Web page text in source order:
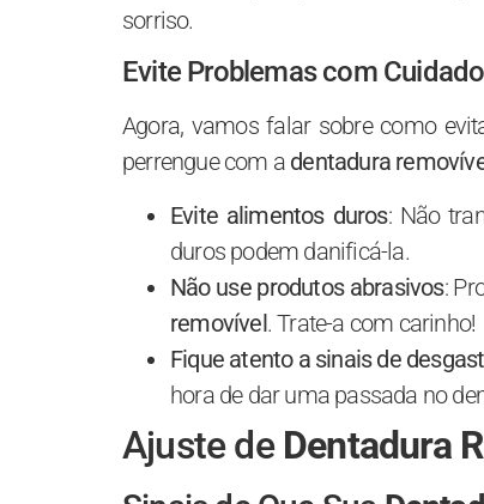
sorriso.
Evite Problemas com
Agora, vamos falar sobre como
perrengue com a dentadura
Evite alimentos duros: Não
duros podem danificá-la.
Não use produtos abrasivos:
removível. Trate-a com carinho!
Fique atento a sinais de
hora de dar uma passada no
Ajuste de Dentadura